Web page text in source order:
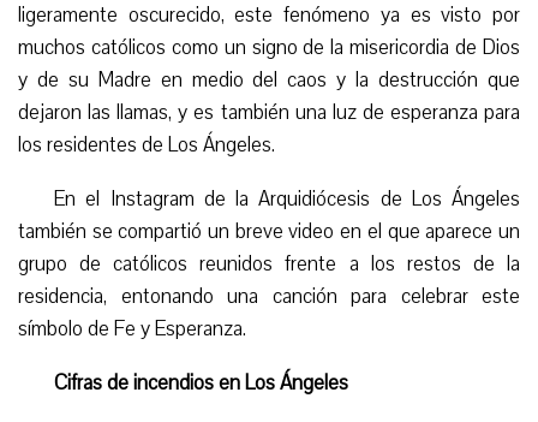
ligeramente oscurecido, este fenómeno ya es visto por
muchos católicos como un signo de la misericordia de Dios
y de su Madre en medio del caos y la destrucción que
dejaron las llamas, y es también una luz de esperanza para
los residentes de Los Ángeles.
En el Instagram de la Arquidiócesis de Los Ángeles
también se compartió un breve video en el que aparece un
grupo de católicos reunidos frente a los restos de la
residencia, entonando una canción para celebrar este
símbolo de Fe y Esperanza.
Cifras de incendios en Los Ángeles